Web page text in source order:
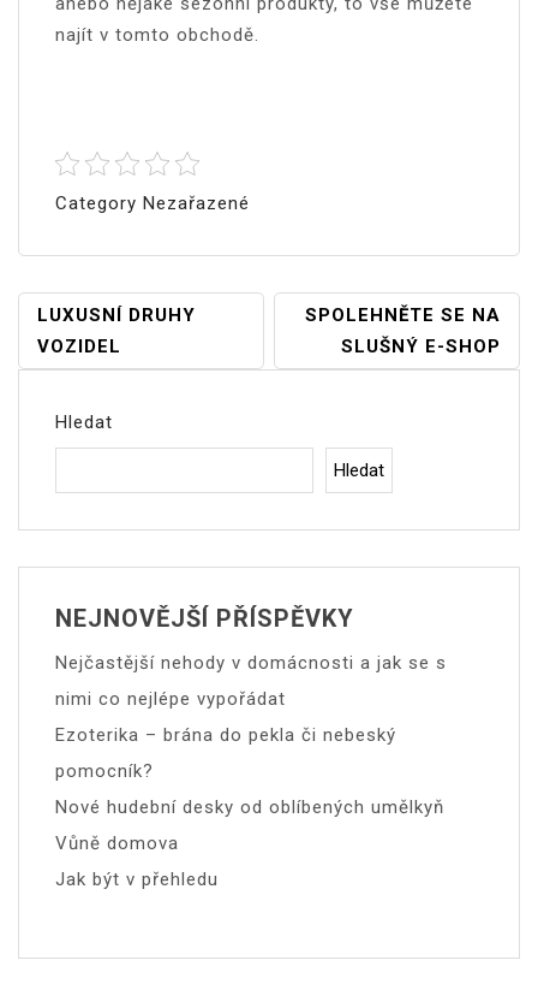
najít v tomto obchodě.
Category Nezařazené
Navigace
Pro
Příspěvek
LUXUSNÍ DRUHY
VOZIDEL
SPOLEHNĚTE SE NA
SLUŠNÝ E-SHOP
Hledat
Hledat
NEJNOVĚJŠÍ PŘÍSPĚVKY
Nejčastější nehody v domácnosti a jak se s
nimi co nejlépe vypořádat
Ezoterika – brána do pekla či nebeský
pomocník?
Nové hudební desky od oblíbených umělkyň
Vůně domova
Jak být v přehledu